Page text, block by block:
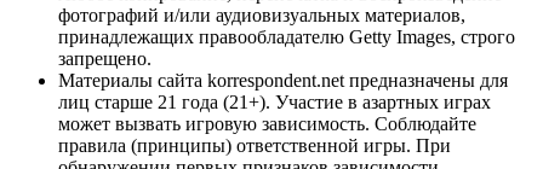
фотографий и/или аудиовизуальных материалов,
принадлежащих правообладателю Getty Images, строго
запрещено.
Материалы сайта korrespondent.net предназначены для
лиц старше 21 года (21+). Участие в азартных играх
может вызвать игровую зависимость. Соблюдайте
правила (принципы) ответственной игры. При